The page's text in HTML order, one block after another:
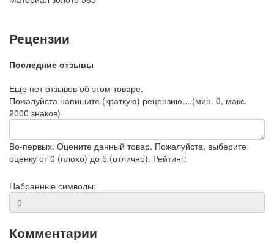
Рецензии
Последние отзывы
Еще нет отзывов об этом товаре.
Пожалуйста напишите (краткую) рецензию....(мин. 0, макс.
2000 знаков)
Во-первых: Оцените данный товар. Пожалуйста, выберите
оценку от 0 (плохо) до 5 (отлично). Рейтинг:
Набранные символы:
Комментарии